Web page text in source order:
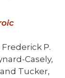
P.
Casely,
Tucker,